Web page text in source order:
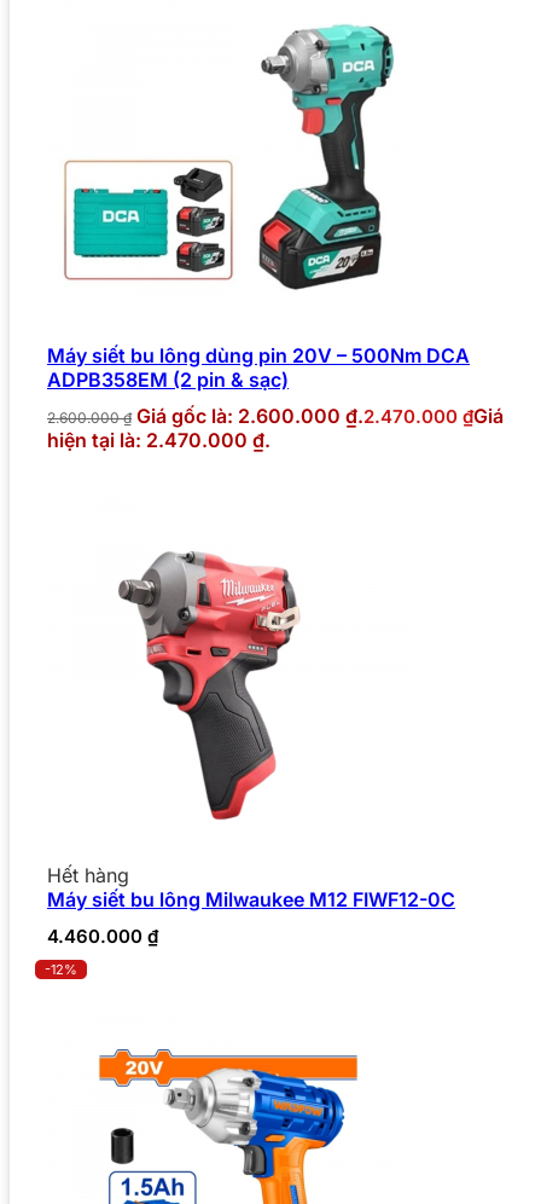
Máy siết bu lông dùng pin 20V – 500Nm DCA
ADPB358EM (2 pin & sạc)
2.600.000₫ Giá gốc là: 2.600.000 ₫.2.470.000 ₫Giá
hiện tại là: 2.470.000 ₫.
Hết hàng
Máy siết bu lông Milwaukee M12 FIWF12-0C
4.460.000 ₫
-12%